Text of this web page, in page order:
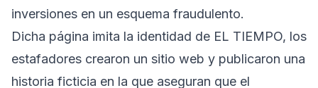
inversiones en un esquema fraudulento.
Dicha página imita la identidad de EL TIEMPO, los
estafadores crearon un sitio web y publicaron una
historia ficticia en la que aseguran que el